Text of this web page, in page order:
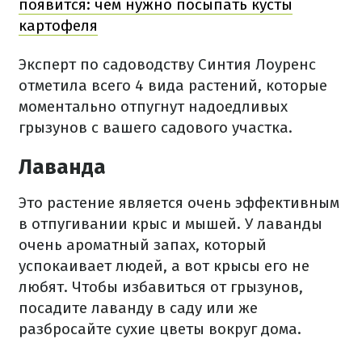
появится: чем нужно посыпать кусты
картофеля
Эксперт по садоводству Синтия Лоуренс
отметила всего 4 вида растений, которые
моментально отпугнут надоедливых
грызунов с вашего садового участка.
Лаванда
Это растение является очень эффективным
в отпугивании крыс и мышей. У лаванды
очень ароматный запах, который
успокаивает людей, а вот крысы его не
любят. Чтобы избавиться от грызунов,
посадите лаванду в саду или же
разбросайте сухие цветы вокруг дома.